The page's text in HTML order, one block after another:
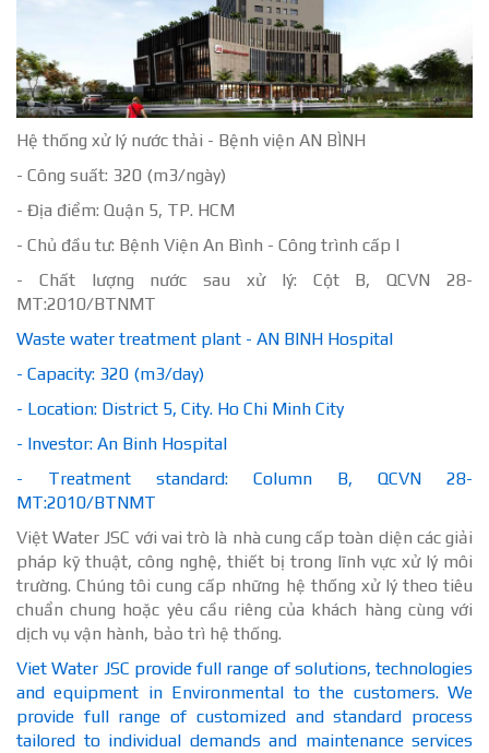
Hệ thống xử lý nước thải - Bệnh viện AN BÌNH
- Công suất: 320 (m3/ngày)
- Địa điểm: Quận 5, TP. HCM
- Chủ đầu tư: Bệnh Viện An Bình - Công trình cấp I
- Chất lượng nước sau xử lý: Cột B, QCVN 28-
MT:2010/BTNMT
Waste water treatment plant - AN BINH Hospital
- Capacity: 320 (m3/day)
- Location: District 5, City. Ho Chi Minh City
- Investor: An Binh Hospital
- Treatment standard: Column B, QCVN 28-
MT:2010/BTNMT
Việt Water JSC với vai trò là nhà cung cấp toàn diện các giải
pháp kỹ thuật, công nghệ, thiết bị trong lĩnh vực xử lý môi
trường. Chúng tôi cung cấp những hệ thống xử lý theo tiêu
chuẩn chung hoặc yêu cầu riêng của khách hàng cùng với
dịch vụ vận hành, bảo trì hệ thống.
Viet Water JSC provide full range of solutions, technologies
and equipment in Environmental to the customers. We
provide full range of customized and standard process
tailored to individual demands and maintenance services